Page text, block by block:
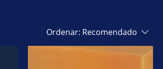
Ordenar: Recomendado